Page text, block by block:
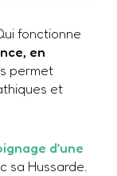
fonctionne
en
permet
et
d’une
sa Hussarde.